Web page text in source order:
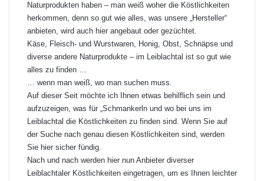
Naturprodukten haben – man weiß woher die Köstlichkeiten
herkommen, denn so gut wie alles, was unsere „Hersteller“
anbieten, wird auch hier angebaut oder gezüchtet.
Käse, Fleisch- und Wurstwaren, Honig, Obst, Schnäpse und
diverse andere Naturprodukte – im Leiblachtal ist so gut wie
alles zu finden …
… wenn man weiß, wo man suchen muss.
Auf dieser Seit möchte ich Ihnen etwas behilflich sein und
aufzuzeigen, was für „Schmankerln und wo bei uns im
Leiblachtal die Köstlichkeiten zu finden sind. Wenn Sie auf
der Suche nach genau diesen Köstlichkeiten sind, werden
Sie hier sicher fündig.
Nach und nach werden hier nun Anbieter diverser
Leiblachtaler Köstlichkeiten eingetragen, um es Ihnen leichter